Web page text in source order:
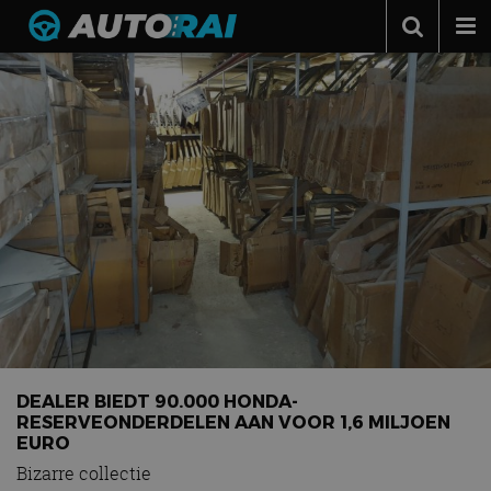
Autonieuws
Podcast
Autotests
Automerken
Adverteren
Contact
MotorRAI.nl
DEALER BIEDT 90.000 HONDA-
RESERVEONDERDELEN AAN VOOR 1,6 MILJOEN
EURO
Bizarre collectie